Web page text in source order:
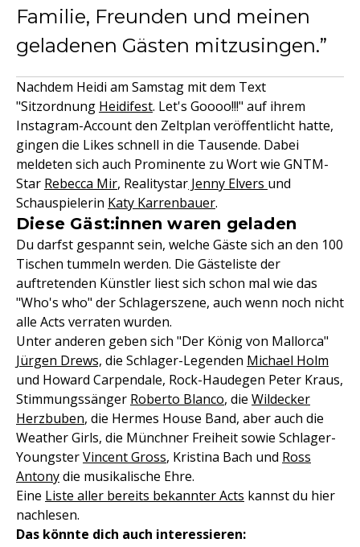
Familie, Freunden und meinen
geladenen Gästen mitzusingen.
Nachdem Heidi am Samstag mit dem Text
"Sitzordnung Heidifest. Let's Goooo!!!" auf ihrem
Instagram-Account den Zeltplan veröffentlicht hatte,
gingen die Likes schnell in die Tausende. Dabei
meldeten sich auch Prominente zu Wort wie GNTM-
Star Rebecca Mir, Realitystar Jenny Elvers und
Schauspielerin Katy Karrenbauer.
Diese Gäst:innen waren geladen
Du darfst gespannt sein, welche Gäste sich an den 100
Tischen tummeln werden. Die Gästeliste der
auftretenden Künstler liest sich schon mal wie das
"Who's who" der Schlagerszene, auch wenn noch nicht
alle Acts verraten wurden.
Unter anderen geben sich "Der König von Mallorca"
Jürgen Drews, die Schlager-Legenden Michael Holm
und Howard Carpendale, Rock-Haudegen Peter Kraus,
Stimmungssänger Roberto Blanco, die Wildecker
Herzbuben, die Hermes House Band, aber auch die
Weather Girls, die Münchner Freiheit sowie Schlager-
YoungsterVincent Gross, Kristina Bach und Ross
Antonydie musikalische Ehre.
Eine Liste aller bereits bekannter Acts kannst du hier
nachlesen.
Das könnte dich auch interessieren: